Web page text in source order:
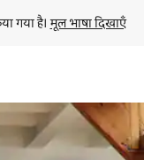
गया है। मूल भाषा दिखाएँ